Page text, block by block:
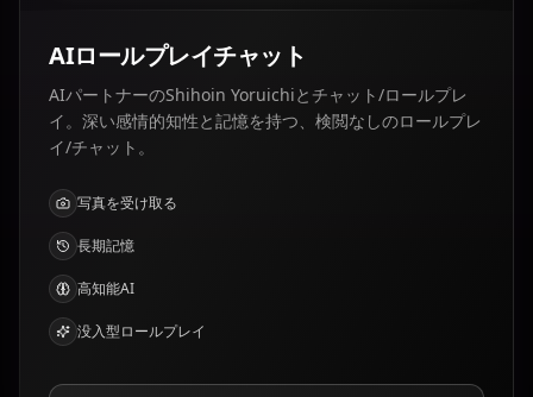
AIロールプレイチャット
AIパートナーのShihoin Yoruichiとチャット/ロールプレ
イ。深い感情的知性と記憶を持つ、検閲なしのロールプレ
イ/チャット。
写真を受け取る
長期記憶
高知能AI
没入型ロールプレイ